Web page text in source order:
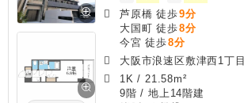
芦原橋 徒歩9分
大国町 徒歩8分
今宮 徒歩8分
大阪市浪速区敷津西1丁目
1K / 21.58m²
9階 / 地上14階建